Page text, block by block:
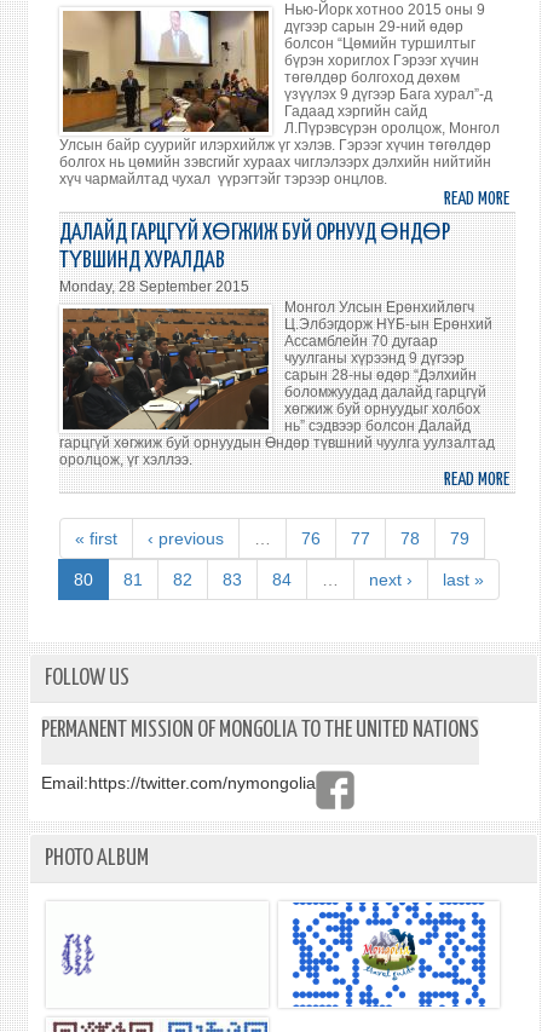
THE
BAN
Нью-Йорк хотноо 2015 оны 9
дүгээр сарын 29-ний өдөр
болсон “Цөмийн туршилтыг
бүрэн хориглох Гэрээг хүчин
төгөлдөр болгоход дөхөм
үзүүлэх 9 дүгээр Бага хурал”-д
Гадаад хэргийн сайд
Л.Пүрэвсүрэн оролцож, Монгол
Улсын байр суурийг илэрхийлж үг хэлэв. Гэрээг хүчин төгөлдөр
болгох нь цөмийн зэвсгийг хураах чиглэлээрх дэлхийн нийтийн
хүч чармайлтад чухал үүрэгтэйг тэрээр онцлов.
READ MORE
ДАЛАЙД ГАРЦГҮЙ ХӨГЖИЖ БУЙ ОРНУУД ӨНДӨР
ТҮВШИНД ХУРАЛДАВ
Monday, 28 September 2015
Монгол Улсын Ерөнхийлөгч
Ц.Элбэгдорж НҮБ-ын Ерөнхий
Ассамблейн 70 дугаар
чуулганы хүрээнд 9 дүгээр
сарын 28-ны өдөр “Дэлхийн
боломжуудад далайд гарцгүй
хөгжиж буй орнуудыг холбох
нь” сэдвээр болсон Далайд
гарцгүй хөгжиж буй орнуудын Өндөр түвшний чуулга уулзалтад
оролцож, үг хэллээ.
READ MORE
« first ‹ previous 76 77 78 79
80 81 82 83 84 next › last »
FOLLOW US
PERMANENT MISSION OF MONGOLIA TO THE UNITED NATIONS
Email:https://twitter.com/nymongolia
PHOTO ALBUM